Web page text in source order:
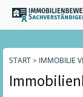
START> IMMOBILIE